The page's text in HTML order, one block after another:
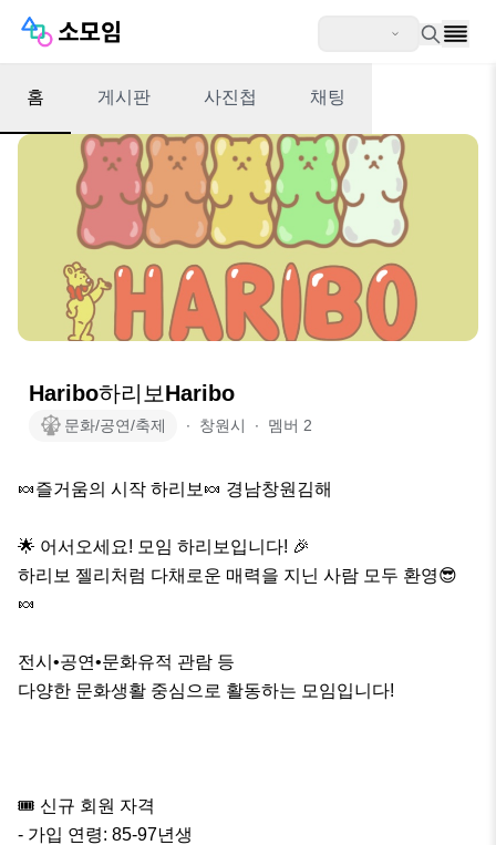
홈 게시판 사진첩 채팅
Haribo하리보Haribo
문화/공연/축제 ∙ 창원시 ∙ 멤버 2
🍬즐거움의 시작 하리보🍬 경남창원김해
🌟 어서오세요! 모임 하리보입니다! 🎉
하리보 젤리처럼 다채로운 매력을 지닌 사람 모두 환영😎
🍬
전시•공연•문화유적 관람 등
다양한 문화생활 중심으로 활동하는 모임입니다!
🎟 신규 회원 자격
- 가입 연령: 85-97년생